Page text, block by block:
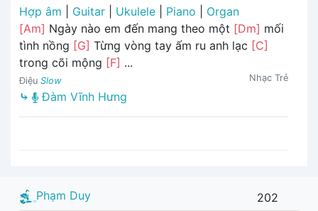
Hợp âm
Guitar Ukulele Piano
Organ
[Am] Ngày nào em đến mang theo một [Dm] mối
tình nồng [G] Từng vòng tay ấm ru anh lạc [C]
trong cõi mộng [F] ...
Điệu Slow Nhạc Trẻ
⤷ Đàm Vĩnh Hưng
Phạm Duy 202